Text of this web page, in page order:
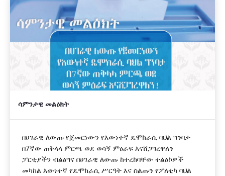
ሳምንታዊ መልዕክት
በሀገራዊ ለውጡ የጀመርነውን የእውነተኛ ዴሞክራሲ ባህል ግንባታ
በ7ኛው ጠቅላላ ምርጫ ወደ ወሳኝ ምዕራፍ እናሸጋግረዋለን
ፓርቲያችን ብልፅግና በሀገራዊ ለውጡ ከተረከባቸው ተልዕኮዎች
መካከል እውነተኛ የዴሞክራሲ ሥርዓት እና ስልጡን የፖለቲካ ባህል